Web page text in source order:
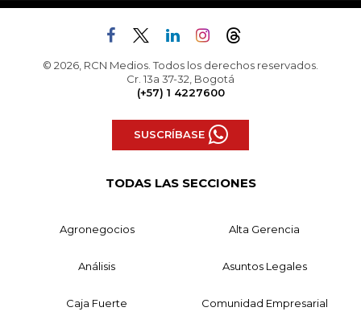
© 2026, RCN Medios. Todos los derechos reservados.
Cr. 13a 37-32, Bogotá
(+57) 1 4227600
SUSCRÍBASE
TODAS LAS SECCIONES
Agronegocios Alta Gerencia
Análisis Asuntos Legales
Caja Fuerte Comunidad Empresarial